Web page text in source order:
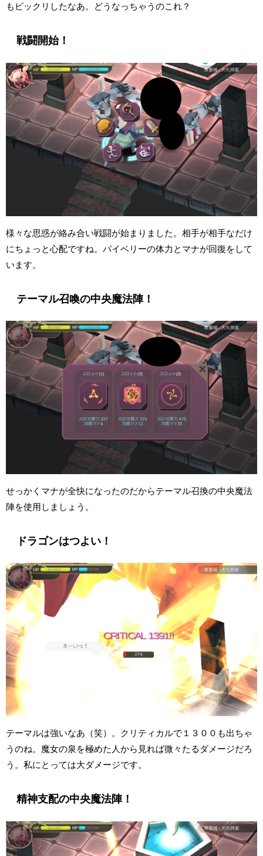
もビックリしたなあ。どうなっちゃうのこれ？
戦闘開始！
様々な思惑が絡み合い戦闘が始まりました。相手が相手なだけ
にちょっと心配ですね。パイベリーの体力とマナが回復をして
います。
テーマル召喚の中央魔法陣！
せっかくマナが全快になったのだからテーマル召換の中央魔法
陣を使用しましょう。
ドラゴンはつよい！
テーマルは強いなあ（笑）。クリティカルで１３００も出ちゃ
うのね。魔女の泉を極めた人から見れば微々たるダメージだろ
う。私にとっては大ダメージです。
精神支配の中央魔法陣！